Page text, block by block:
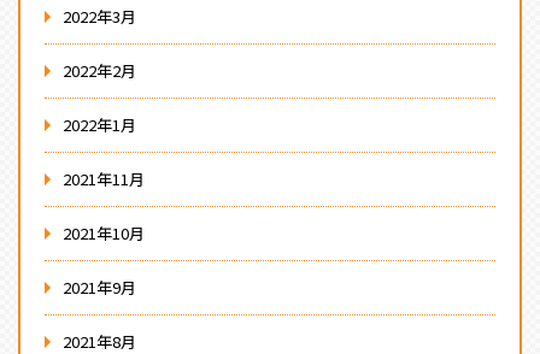
2022年3月
2022年2月
2022年1月
2021年11月
2021年10月
2021年9月
2021年8月